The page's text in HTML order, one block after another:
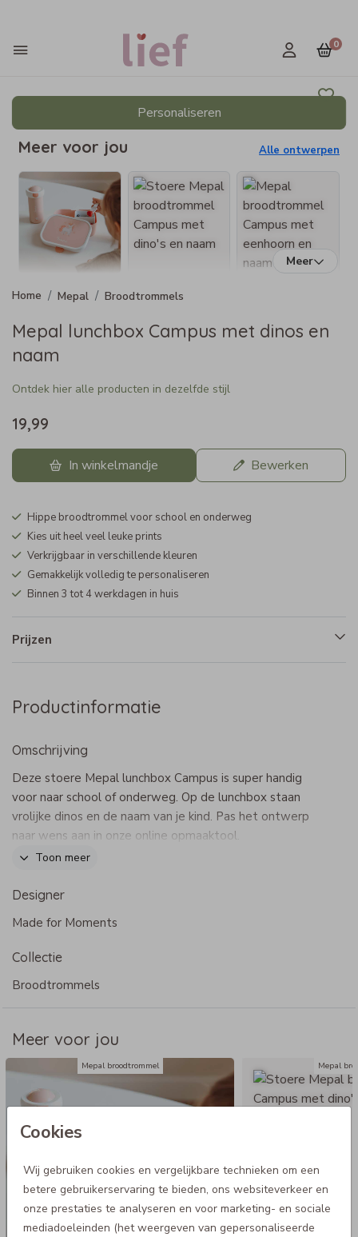
0
Cookies
Wij gebruiken cookies en vergelijkbare technieken om een
betere gebruikerservaring te bieden, ons websiteverkeer en
onze prestaties te analyseren en voor marketing- en sociale
mediadoeleinden (het weergeven van gepersonaliseerde
Personaliseren
Meer voor jou Alle ontwerpen
Meer
Mepal Broodtrommels
Mepal lunchbox Campus met dinos en
naam
Ontdek hier alle producten in dezelfde stijl
19,99
In winkelmandje Bewerken
Hippe broodtrommel voor school en onderweg
Kies uit heel veel leuke prints
Verkrijgbaar in verschillende kleuren
Gemakkelijk volledig te personaliseren
Binnen 3 tot 4 werkdagen in huis
Prijzen
Productinformatie
Omschrijving
Deze stoere Mepal lunchbox Campus is super handig
voor naar school of onderweg. Op de lunchbox staan
vrolijke dinos en de naam van je kind. Pas het ontwerp
naar wens aan in onze online opmaaktool.
Dit product maakt onderdeel uit van
Specificaties lunchbox Campus
- Merk: Mepal
- Met uitneembaar bakje (2 vaks) en vorkje
- BPA-vrij
Toon meer
Designer
Made for Moments
Collectie
Broodtrommels
Meer voor jou
Mepal broodtrommel Mepal